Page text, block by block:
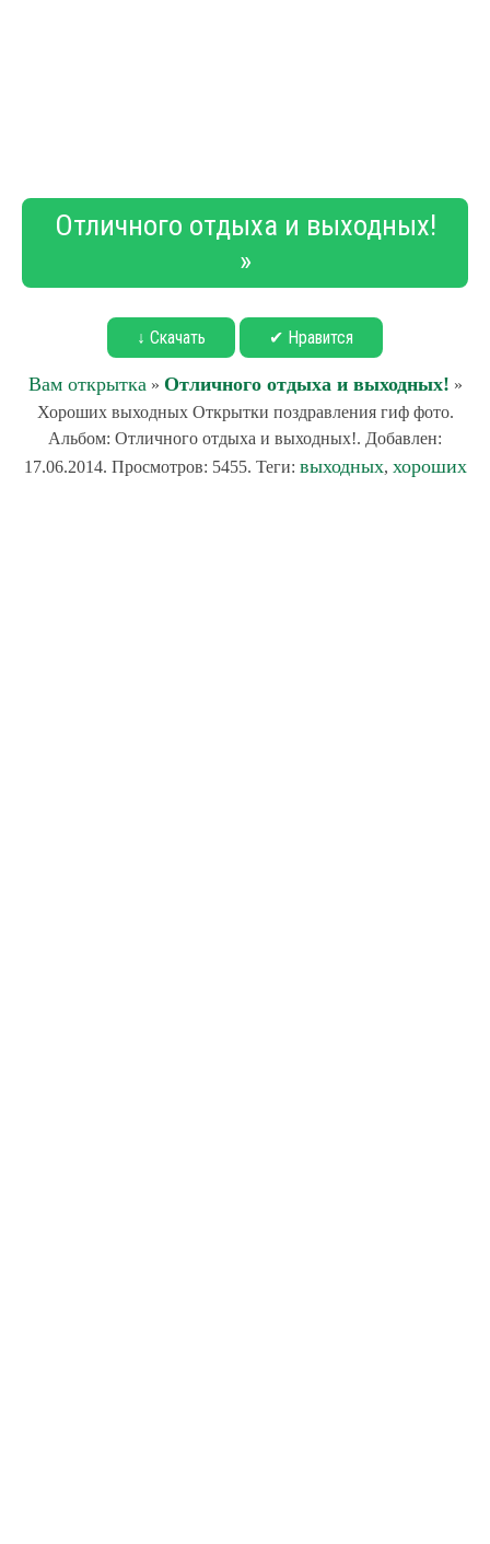
Отличного отдыха и выходных!
»
↓ Скачать ✔ Нравится
Вам открытка » Отличного отдыха и выходных! »
Хороших выходных Открытки поздравления гиф фото.
Альбом: Отличного отдыха и выходных!. Добавлен:
17.06.2014. Просмотров: 5455. Теги: выходных, хороших